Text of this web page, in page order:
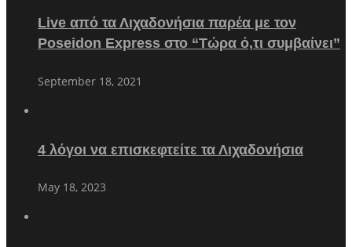
Live από τα Λιχαδονήσια παρέα με τον
Poseidon Express στο “Τώρα ό,τι συμβαίνει”
September 18, 2021
4 λόγοι να επισκεφτείτε τα Λιχαδονήσια
May 18, 2023